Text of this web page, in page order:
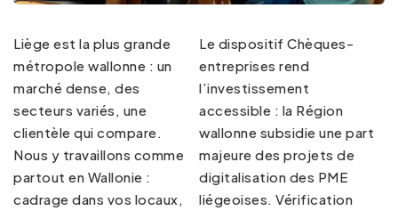
Liège est la plus grande
métropole wallonne : un
marché dense, des
secteurs variés, une
clientèle qui compare.
Nous y travaillons comme
partout en Wallonie :
cadrage dans vos locaux,
Le dispositif Chèques-
entreprises rend
l’investissement
accessible : la Région
wallonne subsidie une part
majeure des projets de
digitalisation des PME
liégeoises. Vérification